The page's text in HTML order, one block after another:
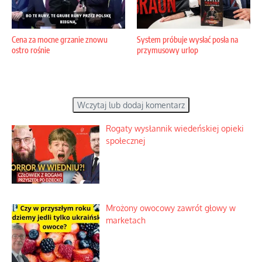
Cena za mocne grzanie znowu
ostro rośnie
System próbuje wysłać posła na
przymusowy urlop
Wczytaj lub dodaj komentarz
Rogaty wysłannik wiedeńskiej opieki
społecznej
Mrożony owocowy zawrót głowy w
marketach